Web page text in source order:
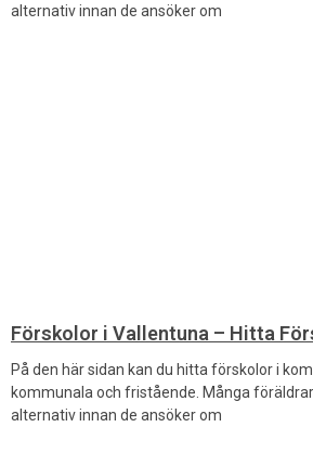
alternativ innan de ansöker om
Förskolor i Vallentuna – Hitta
På den här sidan kan du hitta förskolor i
kommunala och fristående. Många
alternativ innan de ansöker om